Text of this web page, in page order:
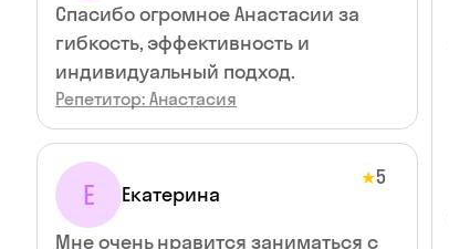
Спасибо огромное Анастасии за
гибкость, эффективность и
индивидуальный подход.
Репетитор: Анастасия
Е Екатерина
★5
Мне очень нравится заниматься с